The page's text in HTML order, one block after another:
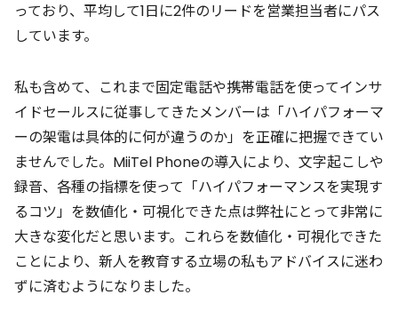
っており、平均して1日に2件のリードを営業担当者にパス
しています。
私も含めて、これまで固定電話や携帯電話を使ってインサ
イドセールスに従事してきたメンバーは「ハイパフォーマ
ーの架電は具体的に何が違うのか」を正確に把握できてい
ませんでした。MiiTel Phoneの導入により、文字起こしや
録音、各種の指標を使って「ハイパフォーマンスを実現す
るコツ」を数値化・可視化できた点は弊社にとって非常に
大きな変化だと思います。これらを数値化・可視化できた
ことにより、新人を教育する立場の私もアドバイスに迷わ
ずに済むようになりました。